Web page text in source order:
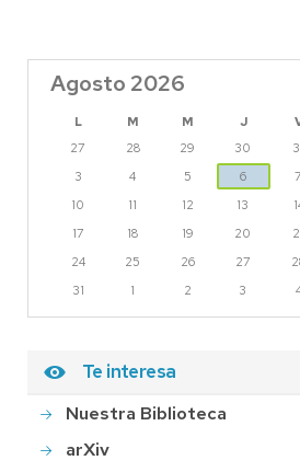
Agosto 2026
L M M J
27
28 29 30
3
4 5 6 7
10
11 12 13
17
18 19 20
24
25 26 27
31
1 2 3
Te interesa
Nuestra Biblioteca
arXiv